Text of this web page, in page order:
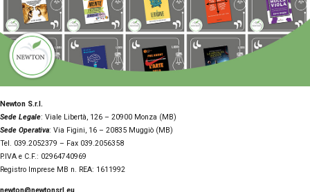
Newton S.r.l.
Sede Legale: Viale Libertà, 126 – 20900 Monza (MB)
Sede Operativa: Via Figini, 16 – 20835 Muggiò (MB)
Tel. 039.2052379 – Fax 039.2056358
P.IVA e C.F.: 02964740969
Registro Imprese MB n. REA: 1611992
newton@newtonsrl.eu